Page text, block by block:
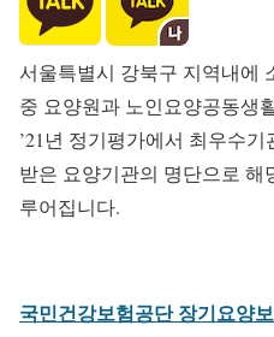
서울특별시 강북구 지역내에
중 요양원과 노인요양공동생
’21년 정기평가에서 최우수
받은 요양기관의 명단으로 해
루어집니다.
국민건강보험공단 장기요양